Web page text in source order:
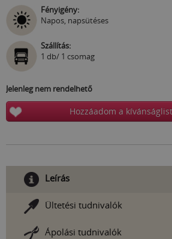
Fényigény:
Napos, napsütéses
Szállítás:
1 db/ 1 csomag
Jelenleg nem rendelhető
Hozzáadom a
Leírás
Ültetési tudnivalók
Ápolási tudnivalók